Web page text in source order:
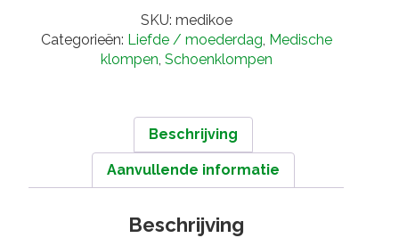
SKU: medikoe
Categorieën: Liefde / moederdag, Medische
klompen, Schoenklompen
Beschrijving
Aanvullende informatie
Beschrijving